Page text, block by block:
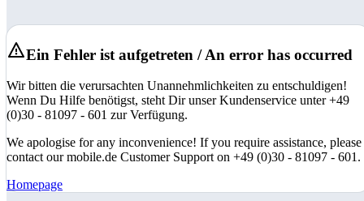
Ein Fehler ist aufgetreten / An error has occurred
Wir bitten die verursachten Unannehmlichkeiten zu entschuldigen!
Wenn Du Hilfe benötigst, steht Dir unser Kundenservice unter +49
(0)30 - 81097 - 601 zur Verfügung.
We apologise for any inconvenience! If you require assistance, please
contact our mobile.de Customer Support on +49 (0)30 - 81097 - 601.
Homepage